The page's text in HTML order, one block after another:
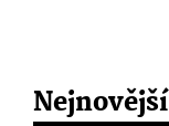
Nejnovější